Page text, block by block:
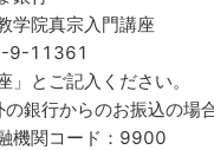
学院真宗入門講座
9-11361
」とご記入ください。
銀行からのお振込の場
機関コード：9900